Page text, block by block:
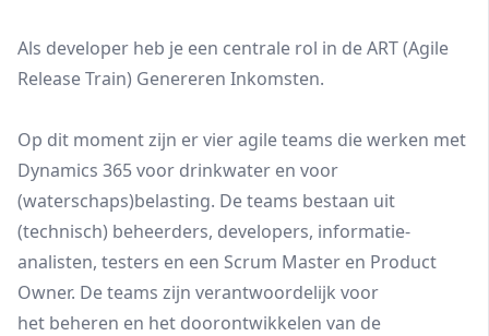
Als developer heb je een centrale rol in de ART (Agile
Release Train) Genereren Inkomsten.
Op dit moment zijn er vier agile teams die werken met
Dynamics 365 voor drinkwater en voor
(waterschaps)belasting. De teams bestaan uit
(technisch) beheerders, developers, informatie-
analisten, testers en een Scrum Master en Product
Owner. De teams zijn verantwoordelijk voor
het beheren en het doorontwikkelen van de